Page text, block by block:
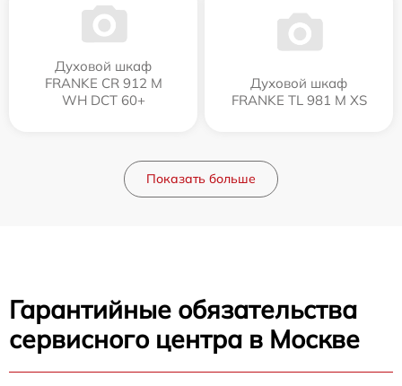
Духовой шкаф
FRANKE CR 912 M
WH DCT 60+
Духовой шкаф
FRANKE TL 981 M XS
Показать больше
Гарантийные обязательства
сервисного центра в Москве